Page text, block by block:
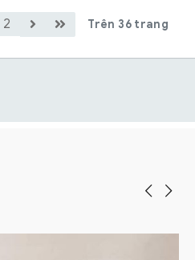
2 Trên 36 trang